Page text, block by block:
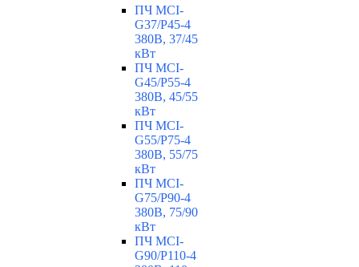
ПЧ MCI-
G37/P45-4
380В, 37/45
кВт
ПЧ MCI-
G45/P55-4
380В, 45/55
кВт
ПЧ MCI-
G55/P75-4
380В, 55/75
кВт
ПЧ MCI-
G75/P90-4
380В, 75/90
кВт
ПЧ MCI-
G90/P110-4